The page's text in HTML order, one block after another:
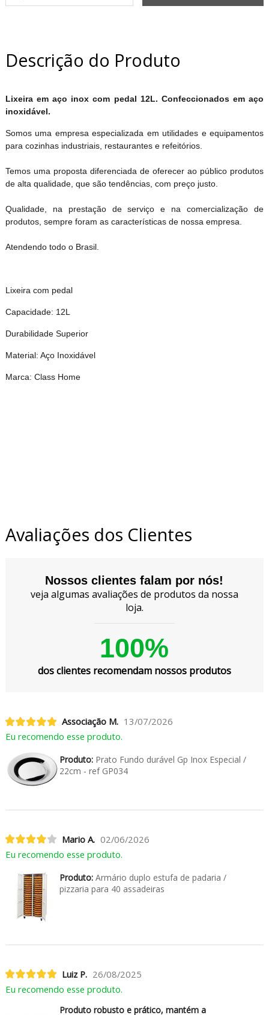
Descrição do Produto
Lixeira em aço inox com pedal 12L. Confeccionados em aço
inoxidável.
Somos uma empresa especializada em utilidades e equipamentos
para cozinhas industriais, restaurantes e refeitórios.
Temos uma proposta diferenciada de oferecer ao público produtos
de alta qualidade, que são tendências, com preço justo.
Qualidade, na prestação de serviço e na comercialização de
produtos, sempre foram as características de nossa empresa.
Atendendo todo o Brasil.
Lixeira com pedal
Capacidade: 12L
Durabilidade Superior
Material: Aço Inoxidável
Marca: Class Home
Avaliações dos Clientes
Nossos clientes falam por nós!
veja algumas avaliações de produtos da nossa
loja.
100%
dos clientes recomendam nossos produtos
Associação M. 13/07/2026
Eu recomendo esse produto.
Produto:Prato Fundo durável Gp Inox Especial /
22cm - ref GP034
Mario A. 02/06/2026
Eu recomendo esse produto.
Produto:Armário duplo estufa de padaria /
pizzaria para 40 assadeiras
Luiz P. 26/08/2025
Eu recomendo esse produto.
Produto robusto e prático, mantém a